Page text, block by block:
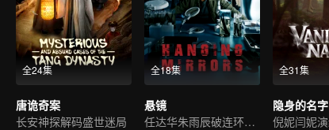
全24集
唐诡奇案
长安神探解码盛世迷局
全18集
悬镜
任达华朱雨辰破连环沉尸案
全31集
隐身的名字